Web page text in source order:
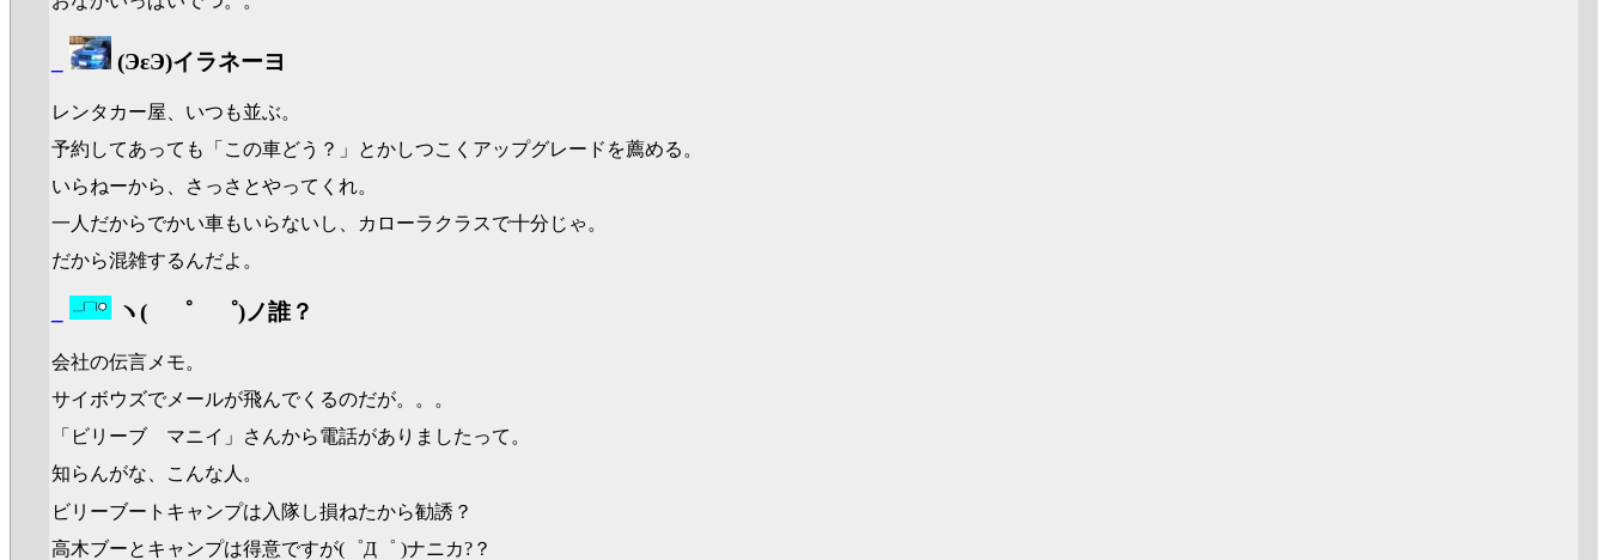
(ЭεЭ)イラネーヨ
レンタカー屋、いつも並ぶ。
予約してあっても「この車どう？」とかしつこくアップグレードを薦める。
いらねーから、さっさとやってくれ。
一人だからでかい車もいらないし、カローラクラスで十分じゃ。
だから混雑するんだよ。
ヽ( ゜ゝ゜)ノ誰？
会社の伝言メモ。
サイボウズでメールが飛んでくるのだが。。。
「ビリーブ マニイ」さんから電話がありましたって。
知らんがな、こんな人。
ビリーブートキャンプは入隊し損ねたから勧誘？
高木ブーとキャンプは得意ですが(゜Д゜ )ナニカ?？